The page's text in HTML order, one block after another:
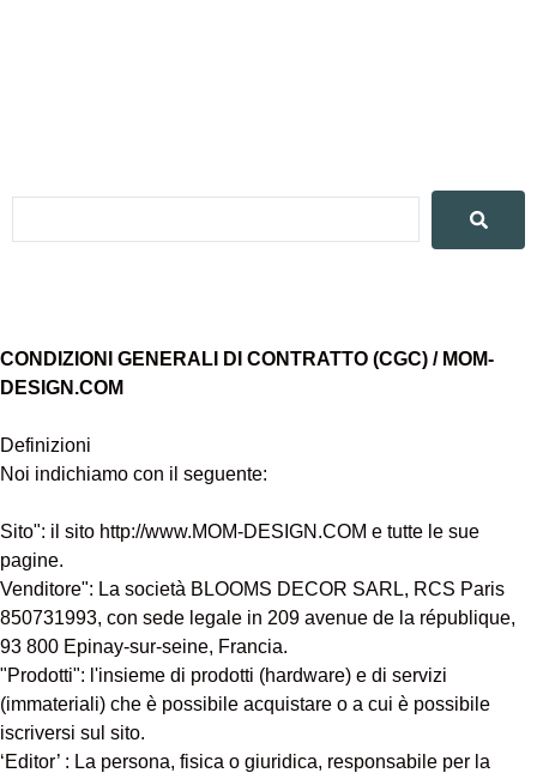
CONDIZIONI GENERALI DI CONTRATTO (CGC) / MOM-
DESIGN.COM
Definizioni
Noi indichiamo con il seguente:
Sito": il sito http://www.MOM-DESIGN.COM e tutte le sue
pagine.
Venditore": La società BLOOMS DECOR SARL, RCS Paris
850731993, con sede legale in 209 avenue de la république,
93 800 Epinay-sur-seine, Francia.
"Prodotti": l'insieme di prodotti (hardware) e di servizi
(immateriali) che è possibile acquistare o a cui è possibile
iscriversi sul sito.
‘Editor’ : La persona, fisica o giuridica, responsabile per la